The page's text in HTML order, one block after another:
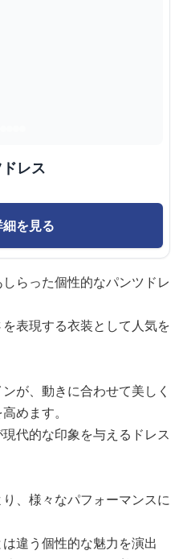
レス
を見る
らった個性的なパンツドレ
表現する衣装として人気を
が、動きに合わせて美しく
めます。
代的な印象を与えるドレス
、様々なパフォーマンスに
違う個性的な魅力を演出